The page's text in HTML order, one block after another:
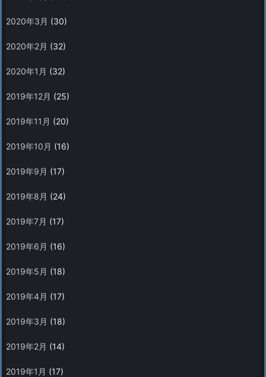
2020年3月 (30)
2020年2月 (32)
2020年1月 (32)
2019年12月 (25)
2019年11月 (20)
2019年10月 (16)
2019年9月 (17)
2019年8月 (24)
2019年7月 (17)
2019年6月 (16)
2019年5月 (18)
2019年4月 (17)
2019年3月 (18)
2019年2月 (14)
2019年1月 (17)